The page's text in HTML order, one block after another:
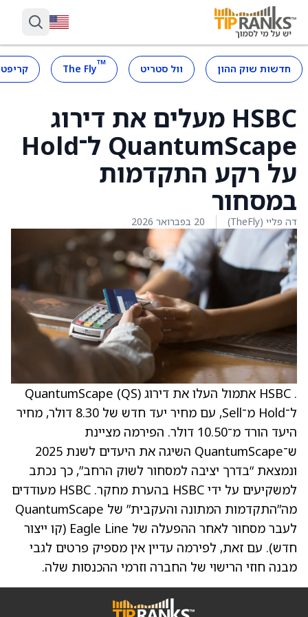
חדשות שוק ההון וול סטריט ™
The Fly
HSBC מעלים את דירוג
QuantumScape ל־Hold
על רקע התקדמות
במסחור
דה פליי (TheFly) 20 בפברואר 2026
. HSBC אתמול העלו את דירוג QuantumScape (QS)
ל־Hold מ־Sell, עם מחיר יעד חדש של 8.30 דולר, מחיר
היעד הורד מ־10.50 דולר. הפירמה מציינת
ש־QuantumScape השיגה את היעדים לשנת 2025
ונמצאת “בדרך יציבה למסחור לשוק הרחב”, כך נכתב
למשקיעים על ידי HSBC בהערת מחקר. HSBC מעודדים
מה”התקדמות המתונה והעקבית” של QuantumScape
לעבר מסחור לאחר ההפעלה של Eagle Line (קו ייצור
חדש). עם זאת, לפירמה עדיין אין מספיק פרטים לגבי
מבנה חוזי הרישוי של החברה וזרמי ההכנסות שלה.